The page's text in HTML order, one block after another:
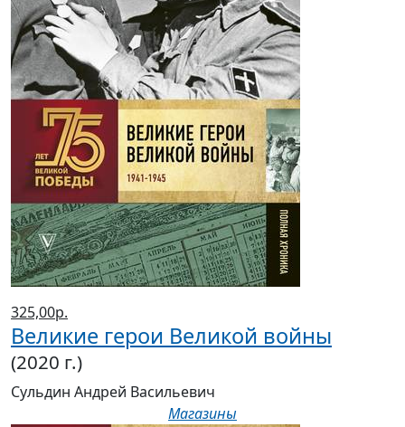
325,00р.
Великие герои Великой войны
(2020 г.)
Сульдин Андрей Васильевич
Магазины